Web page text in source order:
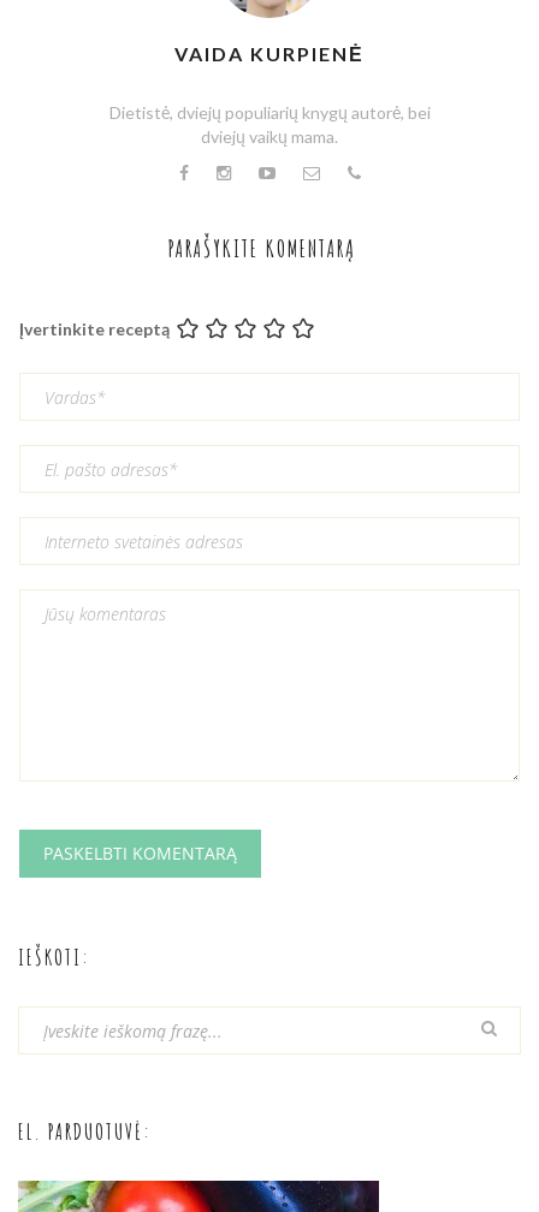
VAIDA KURPIENĖ
Dietistė, dviejų populiarių knygų autorė, bei
dviejų vaikų mama.
PARAŠYKITE KOMENTARĄ
Įvertinkite receptą
IEŠKOTI:
EL. PARDUOTUVĖ: